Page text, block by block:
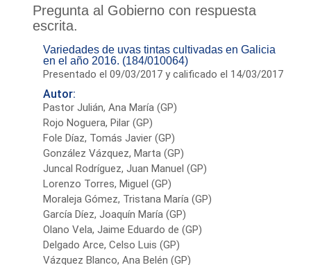
Pregunta al Gobierno con respuesta
escrita.
Variedades de uvas tintas cultivadas en Galicia
en el año 2016. (184/010064)
Presentado el 09/03/2017 y calificado el 14/03/2017
Autor:
Pastor Julián, Ana María (GP)
Rojo Noguera, Pilar (GP)
Fole Díaz, Tomás Javier (GP)
González Vázquez, Marta (GP)
Juncal Rodríguez, Juan Manuel (GP)
Lorenzo Torres, Miguel (GP)
Moraleja Gómez, Tristana María (GP)
García Díez, Joaquín María (GP)
Olano Vela, Jaime Eduardo de (GP)
Delgado Arce, Celso Luis (GP)
Vázquez Blanco, Ana Belén (GP)